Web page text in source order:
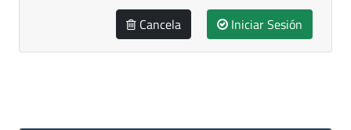
Cancela Iniciar Sesión